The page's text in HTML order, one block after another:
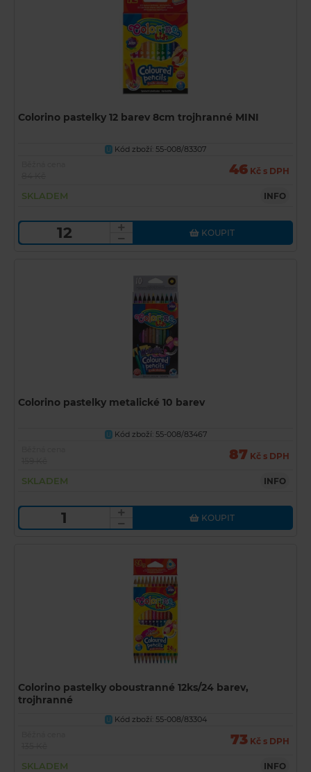
Colorino pastelky 12 barev 8cm trojhranné MINI
U
Kód zboží: 55-008/83307
46 Kč s DPH
SKLADEM INFO
KOUPIT
Colorino pastelky metalické 10 barev
U Kód zboží: 55-008/83467
87 Kč s DPH
SKLADEM INFO
KOUPIT
Colorino pastelky oboustranné 12ks/24 barev,
trojhranné
U Kód zboží: 55-008/83304
73 Kč s DPH
SKLADEM INFO